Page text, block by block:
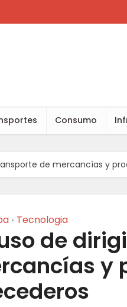
Consumo
de mercancías y
• Tecnologia
de
y